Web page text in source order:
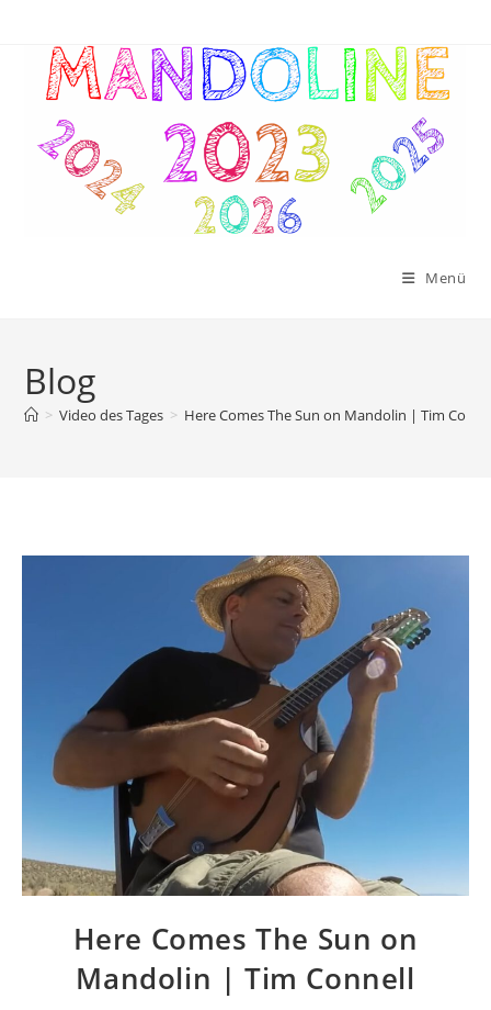
Menü
Blog
> Video des Tages > Here Comes The Sun on Mandolin | Tim
Here Comes The Sun on
Mandolin | Tim Connell